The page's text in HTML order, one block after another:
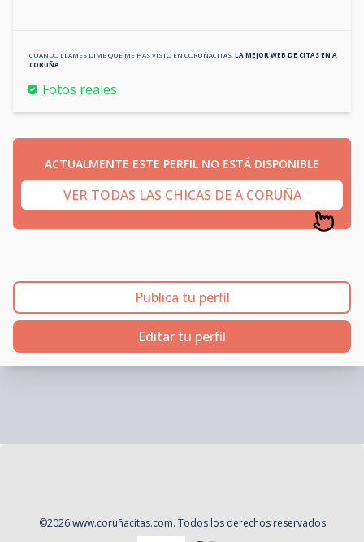
CUANDO LLAMES DIME QUE ME HAS VISTO EN CORUÑACITAS LA MEJOR WEB DE CITAS EN A
CORUÑA
Fotos reales
ACTUALMENTE ESTE PERFIL NO ESTÁ DISPONIBLE
VER TODAS LAS CHICAS DE A CORUÑA
Publica tu perfil
Editar tu perfil
©2026 www.coruñacitas.com. Todos los derechos reservados